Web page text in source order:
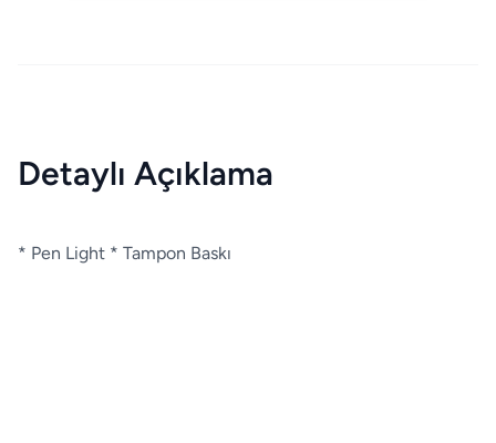
Detaylı Açıklama
* Pen Light * Tampon Baskı